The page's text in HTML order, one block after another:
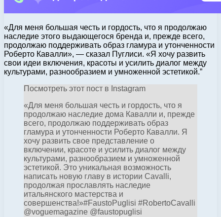
«Для меня большая честь и гордость, что я продолжаю
наследие этого выдающегося бренда и, прежде всего,
продолжаю поддерживать образ гламура и утонченности
Роберто Кавалли», — сказал Пуглиси. «Я хочу развить
свои идеи включения, красоты и усилить диалог между
культурами, разнообразием и умноженной эстетикой.”
Посмотреть этот пост в Instagram
«Для меня большая честь и гордость, что я
продолжаю наследие дома Кавалли и, прежде
всего, продолжаю поддерживать образ
гламура и утонченности Роберто Кавалли. Я
хочу развить свое представление о
включении, красоте и усилить диалог между
культурами, разнообразием и умноженной
эстетикой. Это уникальная возможность
написать новую главу в истории Cavalli,
продолжая прославлять наследие
итальянского мастерства и
совершенства!»#FaustoPuglisi #RobertoCavalli
@voguemagazine @faustopuglisi